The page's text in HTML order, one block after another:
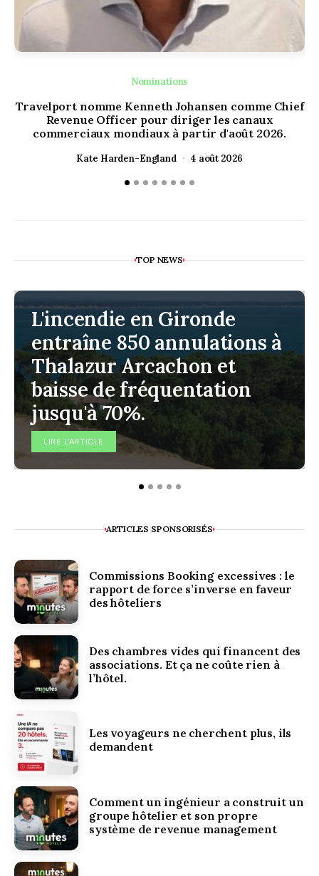
Nominations
Travelport nomme Kenneth Johansen comme Chief
Revenue Officer pour diriger les canaux
commerciaux mondiaux à partir d'août 2026.
Kate Harden-England 4 août 2026
TOP NEWS
L'incendie en Gironde
entraîne 850 annulations à
Thalazur Arcachon et
baisse de fréquentation
jusqu'à 70%.
LIRE L'ARTICLE
ARTICLES SPONSORISÉS
Commissions Booking excessives : le
rapport de force s’inverse en faveur
des hôteliers
Des chambres vides qui financent des
associations. Et ça ne coûte rien à
l’hôtel.
Les voyageurs ne cherchent plus, ils
demandent
Comment un ingénieur a construit un
groupe hôtelier et son propre
système de revenue management